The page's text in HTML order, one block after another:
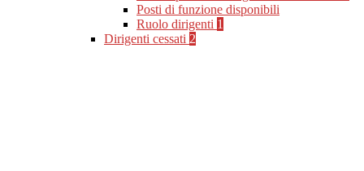
Posti di funzione disponibili
Ruolo dirigenti 1
Dirigenti cessati 2